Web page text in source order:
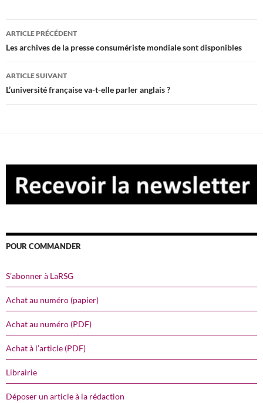
Navigation
des
articles
ARTICLE PRÉCÉDENT
Les archives de la presse consumériste mondiale sont disponibles
ARTICLE SUIVANT
L’université française va-t-elle parler anglais ?
POUR COMMANDER
S’abonner à LaRSG
Achat au numéro (papier)
Achat au numéro (PDF)
Achat à l’article (PDF)
Librairie
Déposer un article à la rédaction